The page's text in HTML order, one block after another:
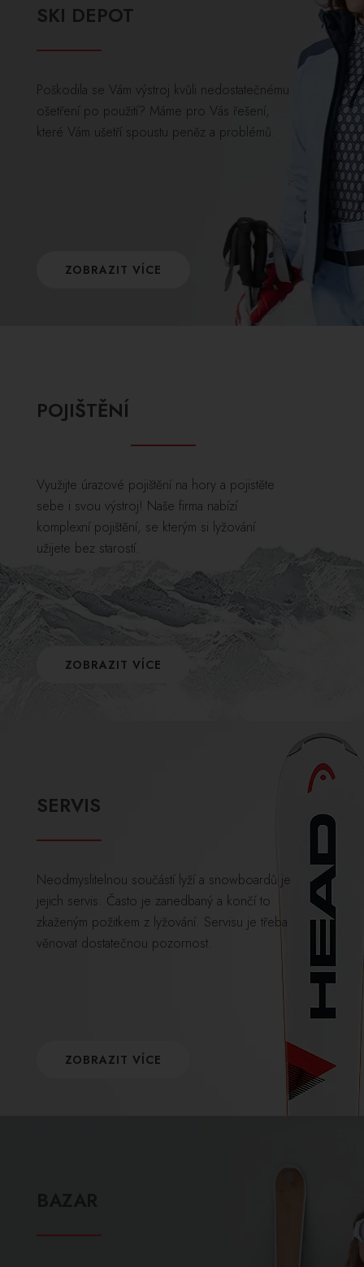
SKI DEPOT
Poškodila se Vám výstroj kvůli nedostatečnému
ošetření po použití? Máme pro Vás řešení,
které Vám ušetří spoustu peněz a problémů.
ZOBRAZIT VÍCE
POJIŠTĚNÍ
Využijte úrazové pojištění na hory a pojistěte
sebe i svou výstroj! Naše firma nabízí
komplexní pojištění, se kterým si lyžování
užijete bez starostí.
ZOBRAZIT VÍCE
SERVIS
Neodmyslitelnou součástí lyží a snowboardů je
jejich servis. Často je zanedbaný a končí to
zkaženým požitkem z lyžování. Servisu je třeba
věnovat dostatečnou pozornost.
ZOBRAZIT VÍCE